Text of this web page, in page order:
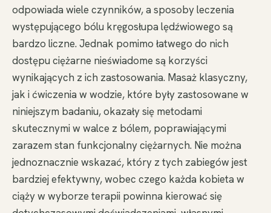
odpowiada wiele czynników, a sposoby leczenia
występującego bólu kręgosłupa lędźwiowego są
bardzo liczne. Jednak pomimo łatwego do nich
dostępu ciężarne nieświadome są korzyści
wynikających z ich zastosowania. Masaż klasyczny,
jak i ćwiczenia w wodzie, które były zastosowane w
niniejszym badaniu, okazały się metodami
skutecznymi w walce z bólem, poprawiającymi
zarazem stan funkcjonalny ciężarnych. Nie można
jednoznacznie wskazać, który z tych zabiegów jest
bardziej efektywny, wobec czego każda kobieta w
ciąży w wyborze terapii powinna kierować się